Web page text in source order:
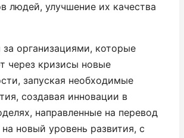
людей, улучшение их качества
организациями, которые
через кризисы новые
запуская необходимые
создавая инновации в
направленные на перевод
новый уровень развития, с